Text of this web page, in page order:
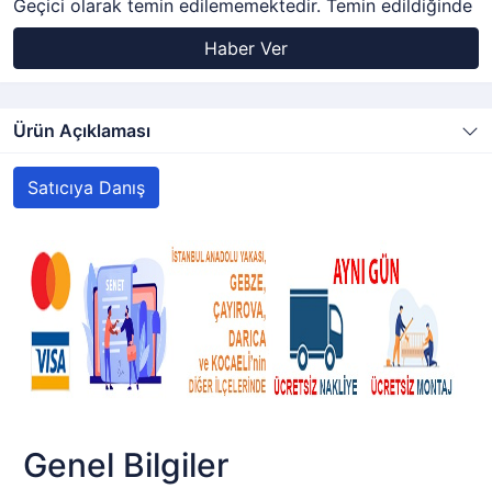
Geçici olarak temin edilememektedir. Temin edildiğinde
Haber Ver
Ürün Açıklaması
Satıcıya Danış
Genel Bilgiler